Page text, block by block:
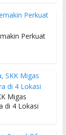
Perkuat
Migas
di 4 Lokasi